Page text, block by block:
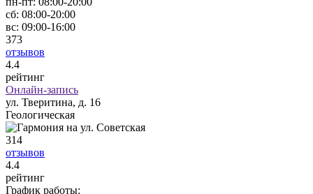
сб: 08:00-20:00
вс: 09:00-16:00
373
отзывов
4.4
рейтинг
Онлайн-запись
ул. Тверитина, д. 16
Геологическая
314
отзывов
4.4
рейтинг
График работы: